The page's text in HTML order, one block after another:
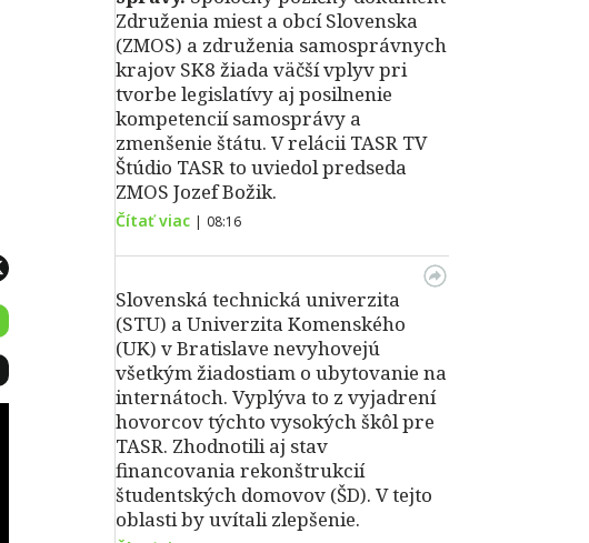
Združenia miest a obcí Slovenska
(ZMOS) a združenia samosprávnych
krajov SK8 žiada väčší vplyv pri
tvorbe legislatívy aj posilnenie
kompetencií samosprávy a
zmenšenie štátu. V relácii TASR TV
Štúdio TASR to uviedol predseda
ZMOS Jozef Božik.
Čítať viac | 08:16
Slovenská technická univerzita
(STU) a Univerzita Komenského
(UK) v Bratislave nevyhovejú
všetkým žiadostiam o ubytovanie na
internátoch. Vyplýva to z vyjadrení
hovorcov týchto vysokých škôl pre
TASR. Zhodnotili aj stav
financovania rekonštrukcií
študentských domovov (ŠD). V tejto
oblasti by uvítali zlepšenie.